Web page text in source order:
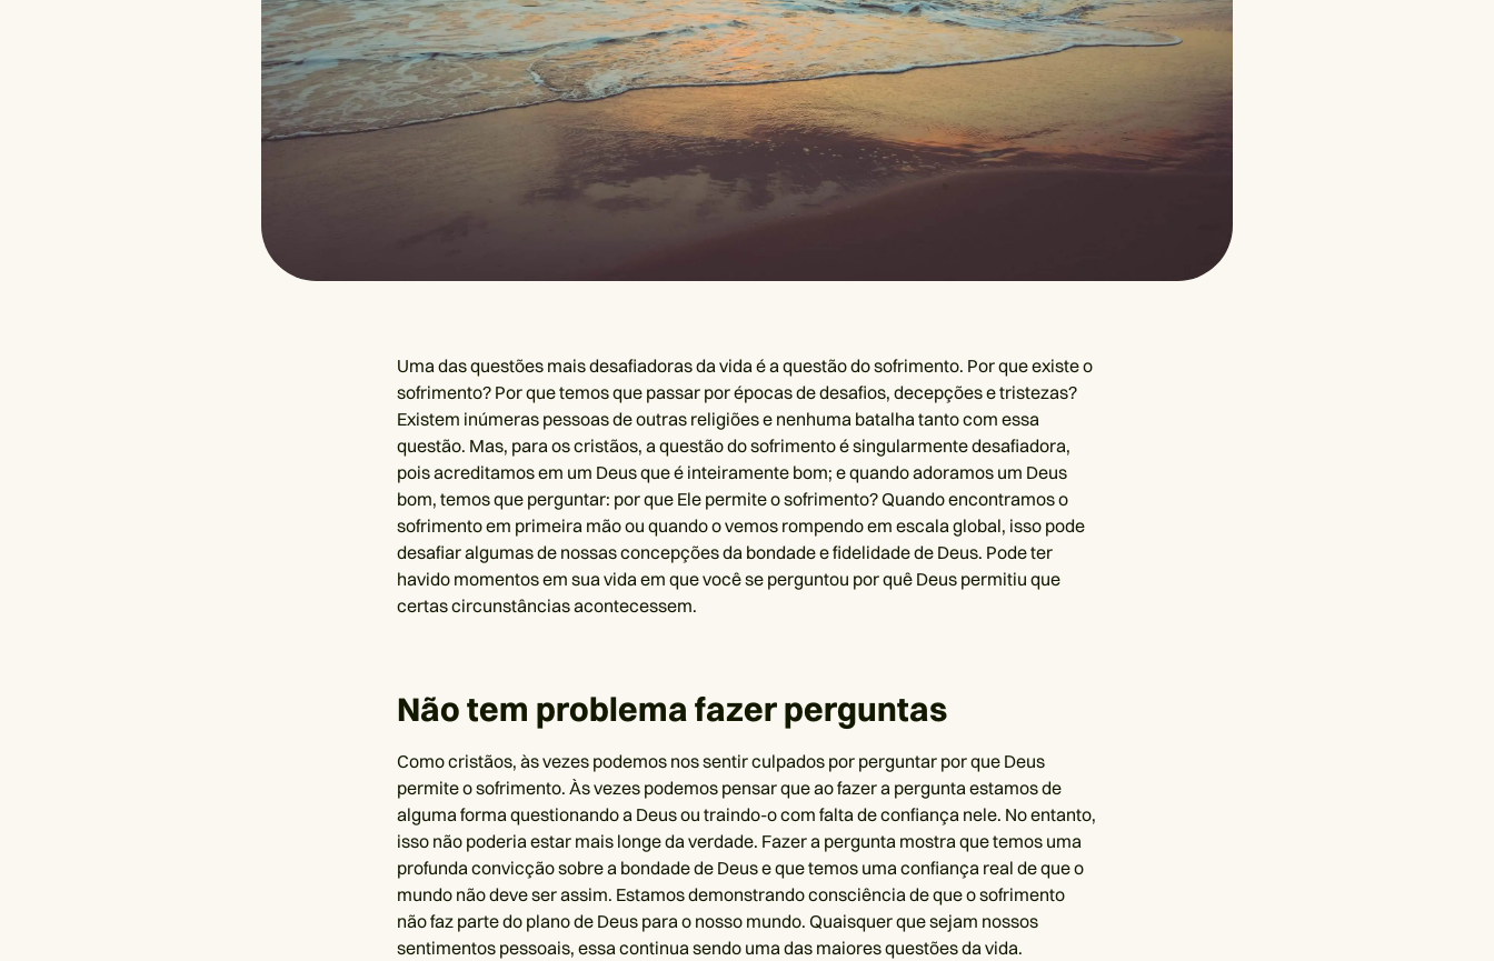
Uma das questões mais desafiadoras da vida é a questão do sofrimento. Por que existe o
sofrimento? Por que temos que passar por épocas de desafios, decepções e tristezas?
Existem inúmeras pessoas de outras religiões e nenhuma batalha tanto com essa
questão. Mas, para os cristãos, a questão do sofrimento é singularmente desafiadora,
pois acreditamos em um Deus que é inteiramente bom; e quando adoramos um Deus
bom, temos que perguntar: por que Ele permite o sofrimento? Quando encontramos o
sofrimento em primeira mão ou quando o vemos rompendo em escala global, isso pode
desafiar algumas de nossas concepções da bondade e fidelidade de Deus. Pode ter
havido momentos em sua vida em que você se perguntou por quê Deus permitiu que
certas circunstâncias acontecessem.
Não tem problema fazer perguntas
Como cristãos, às vezes podemos nos sentir culpados por perguntar por que Deus
permite o sofrimento. Às vezes podemos pensar que ao fazer a pergunta estamos de
alguma forma questionando a Deus ou traindo-o com falta de confiança nele. No entanto,
isso não poderia estar mais longe da verdade. Fazer a pergunta mostra que temos uma
profunda convicção sobre a bondade de Deus e que temos uma confiança real de que o
mundo não deve ser assim. Estamos demonstrando consciência de que o sofrimento
não faz parte do plano de Deus para o nosso mundo. Quaisquer que sejam nossos
sentimentos pessoais, essa continua sendo uma das maiores questões da vida.